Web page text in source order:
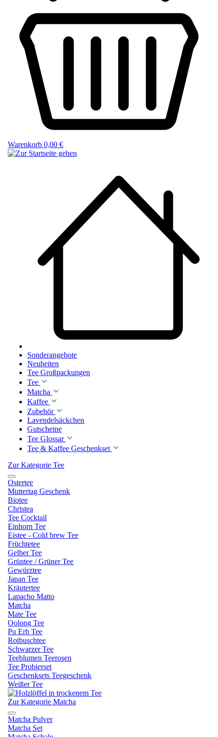
Warenkorb 0,00 €
Sonderangebote
Neuheiten
Tee Großpackungen
Tee
Matcha
Kaffee
Zubehör
Lavendelsäckchen
Gutscheine
Tee Glossar
Tee & Kaffee Geschenkset
Zur Kategorie Tee
Ostertee
Muttertag Geschenk
Biotee
Christea
Tee Cocktail
Einhorn Tee
Eistee - Cold brew Tee
Früchtetee
Gelber Tee
Grüntee / Grüner Tee
Gewürztee
Japan Tee
Kräutertee
Lapacho Matto
Matcha
Mate Tee
Oolong Tee
Pu Erh Tee
Rotbuschtee
Schwarzer Tee
Teeblumen Teerosen
Tee Probierset
Geschenksets Teegeschenk
Weißer Tee
Zur Kategorie Matcha
Matcha Pulver
Matcha Set